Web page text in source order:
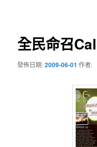
全民命召
發佈日期:2009-06-01 作者: